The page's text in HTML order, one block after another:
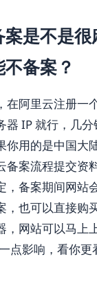
是不是
备案？
在阿里云注册一
器 IP 就行，几
你用的是中国大
备案流程提交资
，备案期间网站
，也可以直接购
，网站可以马上
点影响，看你更